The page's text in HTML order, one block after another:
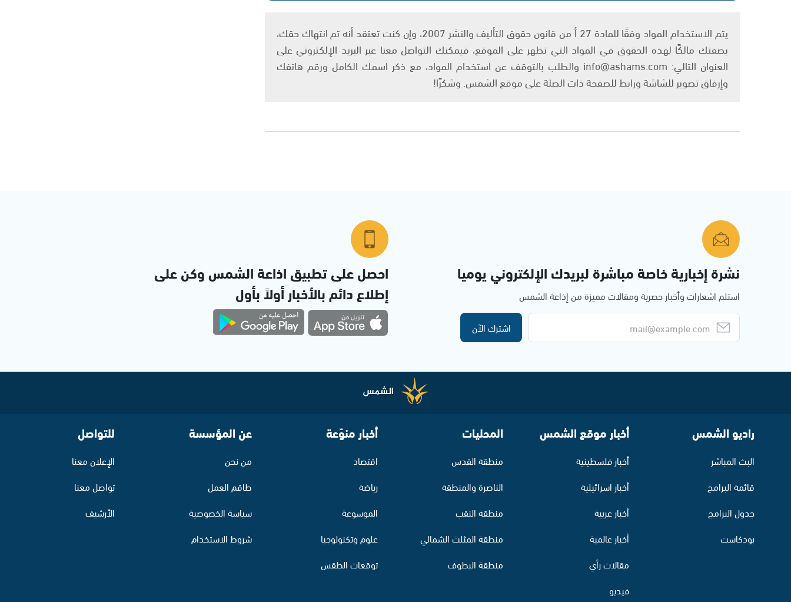
يتم الاستخدام المواد وفقًا للمادة 27 أ من قانون حقوق التأليف والنشر 2007، وإن كنت تعتقد أنه تم انتهاك حقك،
بصفتك مالكًا لهذه الحقوق في المواد التي تظهر على الموقع، فيمكنك التواصل معنا عبر البريد الإلكتروني على
العنوان التالي: info@ashams.com والطلب بالتوقف عن استخدام المواد، مع ذكر اسمك الكامل ورقم هاتفك
وإرفاق تصوير للشاشة ورابط للصفحة ذات الصلة على موقع الشمس. وشكرًا!
نشرة إخبارية خاصة مباشرة لبريدك الإلكتروني يوميا
استلم اشعارات وأخبار حصرية ومقالات مميزة من إذاعة الشمس
اشترك الآن
احصل على تطبيق اذاعة الشمس وكن على
إطلاع دائم بالأخبار أولاً بأول
راديو الشمس
البث المباشر
قائمة البرامج
جدول البرامج
بودكاست
أخبار موقع الشمس
أخبار فلسطينية
أخبار اسرائيلية
أخبار عربية
أخبار عالمية
مقالات رأي
فيديو
المحليات
منطقة القدس
الناصرة والمنطقة
منطقة النقب
منطقة المثلث الشمالي
منطقة البطوف
أخبار منوّعة
اقتصاد
رياضة
الموسوعة
علوم وتكنولوجيا
توقعات الطقس
عن المؤسسة
من نحن
طاقم العمل
سياسة الخصوصية
شروط الاستخدام
للتواصل
الإعلان معنا
تواصل معنا
الأرشيف